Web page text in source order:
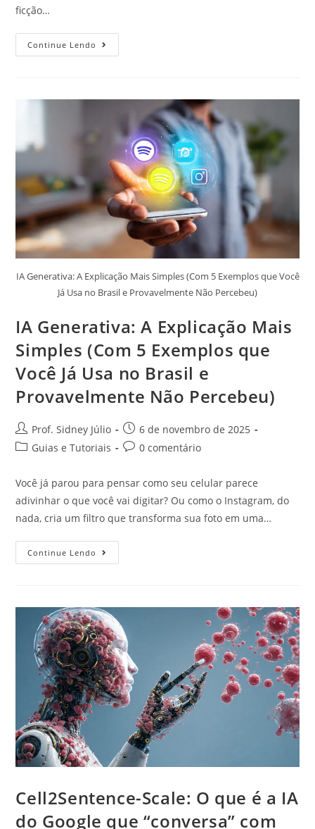
ficção…
Continue Lendo
IA Generativa: A Explicação Mais Simples (Com 5 Exemplos que Você
Já Usa no Brasil e Provavelmente Não Percebeu)
IA Generativa: A Explicação Mais
Simples (Com 5 Exemplos que
Você Já Usa no Brasil e
Provavelmente Não Percebeu)
Prof. Sidney Júlio
6 de novembro de 2025
Guias e Tutoriais
0 comentário
Você já parou para pensar como seu celular parece
adivinhar o que você vai digitar? Ou como o Instagram, do
nada, cria um filtro que transforma sua foto em uma…
Continue Lendo
Cell2Sentence-Scale: O que é a IA
do Google que “conversa” com